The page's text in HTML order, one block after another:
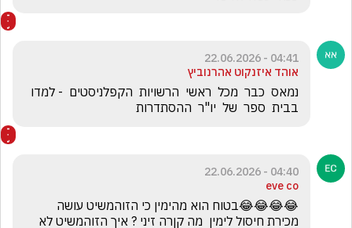
04:41 - 22.06.2026
אוהד איזנקוט אהרנוביץ
בבית  ספר  של  יו"ר  ההסתדרות
04:40 - 22.06.2026
eve co